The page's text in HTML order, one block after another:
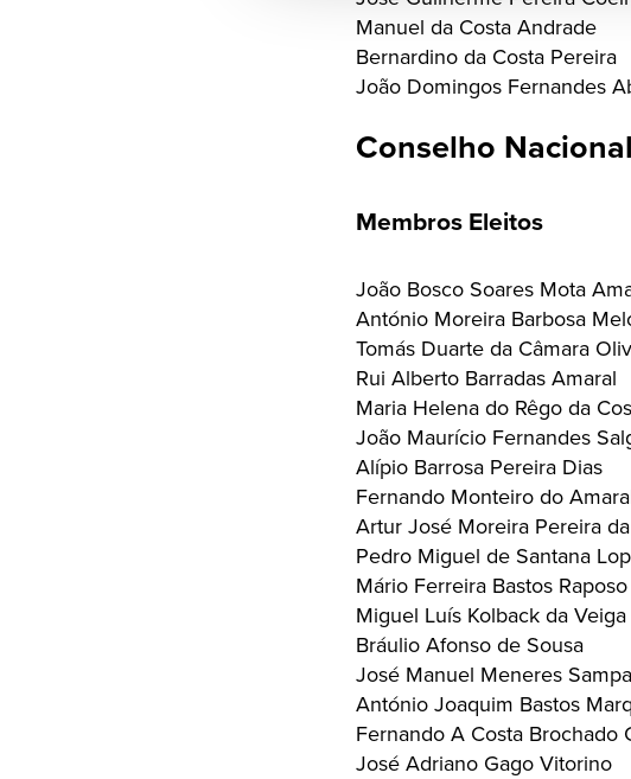
Manuel da Costa Andrade
Bernardino da Costa Pereira
João Domingos Fernandes
Conselho Nacional
Membros Eleitos
João Bosco Soares Mota
António Moreira Barbosa
Tomás Duarte da Câmara
Rui Alberto Barradas Amaral
Maria Helena do Rêgo da
João Maurício Fernandes
Alípio Barrosa Pereira Dias
Fernando Monteiro do
Artur José Moreira Pereira
Pedro Miguel de Santana
Mário Ferreira Bastos Raposo
Miguel Luís Kolback da Veiga
Bráulio Afonso de Sousa
José Manuel Meneres
António Joaquim Bastos
Fernando A Costa Brochado
José Adriano Gago Vitorino